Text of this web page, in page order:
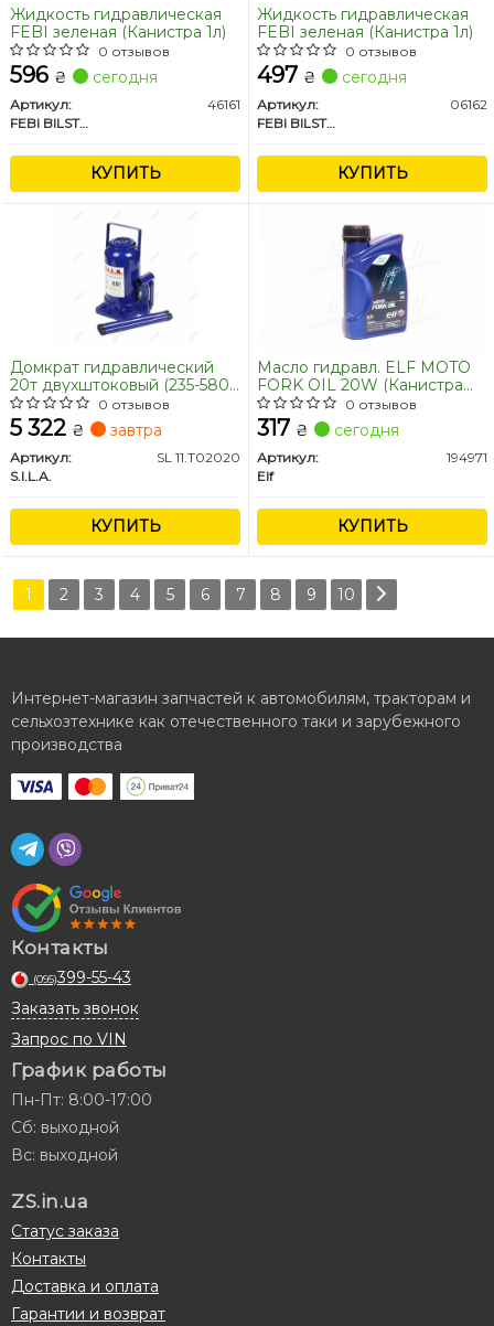
Жидкость гидравлическая
FEBI зеленая (Канистра 1л)
0 отзывов
596 ₴ сегодня
Артикул:
46161
FEBI BILSTEIN
КУПИТЬ
Жидкость гидравлическая
FEBI зеленая (Канистра 1л)
0 отзывов
497 ₴ сегодня
Артикул:
06162
FEBI BILSTEIN
КУПИТЬ
Домкрат гидравлический
20т двухштоковый (235-580
мм) (пр-во S.I.L.A. AC)
0 отзывов
5 322 ₴ завтра
Артикул:
SL 11.T02020
S.I.L.A.
КУПИТЬ
Масло гидравл. ELF MOTO
FORK OIL 20W (Канистра
0.5л) для вилок и
амортизаторов
0 отзывов
317 ₴ сегодня
Артикул:
194971
Elf
КУПИТЬ
1 2 3 4 5 6 7 8 9 10
Интернет-магазин запчастей к автомобилям, тракторам и
сельхозтехнике как отечественного таки и зарубежного
производства
Контакты
(095)399-55-43
Заказать звонок
Запрос по VIN
График работы
Пн-Пт: 8:00-17:00
Сб: выходной
Вс: выходной
ZS.in.ua
Статус заказа
Контакты
Доставка и оплата
Гарантии и возврат